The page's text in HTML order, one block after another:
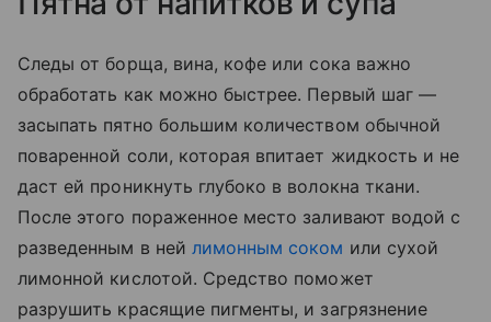
Следы от борща, вина, кофе или сока важно
обработать как можно быстрее. Первый шаг —
засыпать пятно большим количеством обычной
поваренной соли, которая впитает жидкость и не
даст ей проникнуть глубоко в волокна ткани.
После этого пораженное место заливают водой с
разведенным в ней лимонным соком или сухой
лимонной кислотой. Средство поможет
разрушить красящие пигменты, и загрязнение